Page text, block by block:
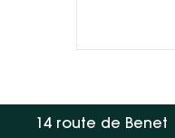
14 route de Benet